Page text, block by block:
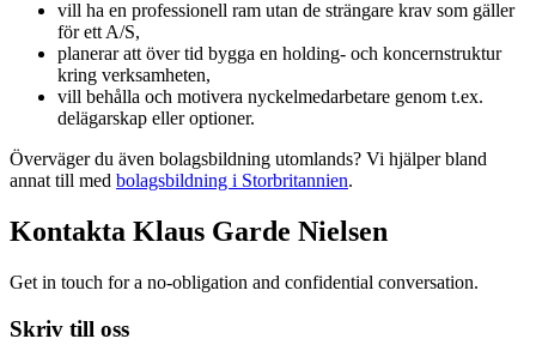
vill ha en professionell ram utan de strängare krav som gäller
för ett A/S,
planerar att över tid bygga en holding- och koncernstruktur
kring verksamheten,
vill behålla och motivera nyckelmedarbetare genom t.ex.
delägarskap eller optioner.
Överväger du även bolagsbildning utomlands? Vi hjälper bland
annat till med bolagsbildning i Storbritannien.
Kontakta Klaus Garde Nielsen
Get in touch for a no-obligation and confidential conversation.
Skriv till oss